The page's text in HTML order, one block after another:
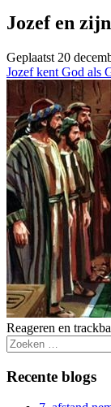
Jozef en
Geplaatst 20
Jozef kent God als
Reageren en
Zoeken
naar:
Recente blogs